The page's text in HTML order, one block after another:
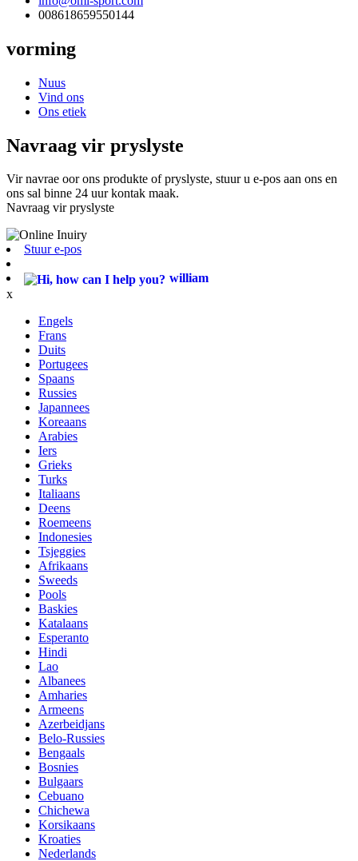
008618659550144
vorming
Nuus
Vind ons
Ons etiek
Navraag vir pryslyste
Vir navrae oor ons produkte of pryslyste, stuur u e-pos aan ons en
ons sal binne 24 uur kontak maak.
Navraag vir pryslyste
Stuur e-pos
william
x
Engels
Frans
Duits
Portugees
Spaans
Russies
Japannees
Koreaans
Arabies
Iers
Grieks
Turks
Italiaans
Deens
Roemeens
Indonesies
Tsjeggies
Afrikaans
Sweeds
Pools
Baskies
Katalaans
Esperanto
Hindi
Lao
Albanees
Amharies
Armeens
Azerbeidjans
Belo-Russies
Bengaals
Bosnies
Bulgaars
Cebuano
Chichewa
Korsikaans
Kroaties
Nederlands